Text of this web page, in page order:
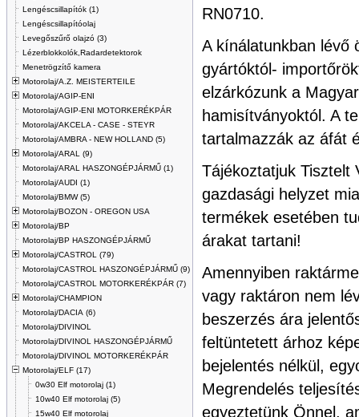
Lengéscsillapítók (1)
Lengéscsillapítóolaj
Levegőszűrő olajzó (3)
Lézerblokkolók,Radardetektorok
Menetrögzítő kamera
Motorolaj/A.Z. MEISTERTEILE
Motorolaj/AGIP-ENI
Motorolaj/AGIP-ENI MOTORKERÉKPÁR
Motorolaj/AKCELA - CASE - STEYR
Motorolaj/AMBRA - NEW HOLLAND (5)
Motorolaj/ARAL (9)
Motorolaj/ARAL HASZONGÉPJÁRMŰ (1)
Motorolaj/AUDI (1)
Motorolaj/BMW (5)
Motorolaj/BOZON - OREGON USA
Motorolaj/BP
Motorolaj/BP HASZONGÉPJÁRMŰ
Motorolaj/CASTROL (79)
Motorolaj/CASTROL HASZONGÉPJÁRMŰ (9)
Motorolaj/CASTROL MOTORKERÉKPÁR (7)
Motorolaj/CHAMPION
Motorolaj/DACIA (6)
Motorolaj/DIVINOL
Motorolaj/DIVINOL HASZONGÉPJÁRMŰ
Motorolaj/DIVINOL MOTORKERÉKPÁR
Motorolaj/ELF (17)
0w30 Elf motorolaj (1)
10w40 Elf motorolaj (5)
15w40 Elf motorolaj
RN0710.
A kínálatunkban lévő
gyártóktól-
elzárkózunk a
hamisítványoktól. A
tartalmazzák az áfát
Tájékoztatjuk Tisztelt
gazdasági helyzet
termékek esetében
árakat tartani!
Amennyiben
vagy raktáron nem
beszerzés ára
feltüntetett árhoz
bejelentés nélkül,
Megrendelés
egyeztetünk Önnel,